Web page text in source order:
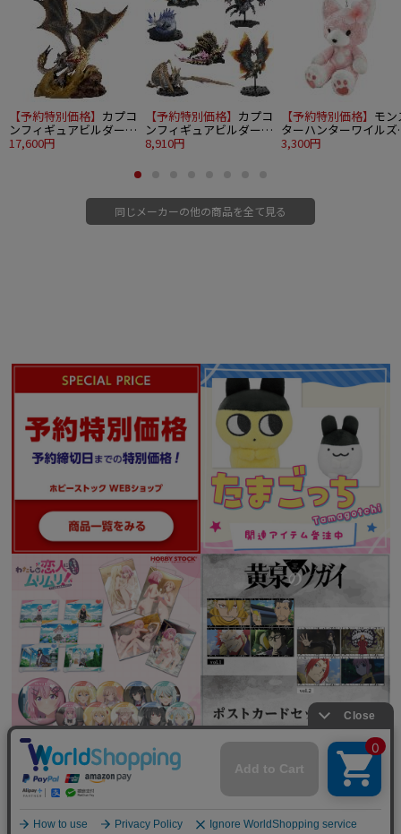
【予約特別価格】 カプコ
ンフィギュアビルダー
クリエイターズモデル
17,600円
【予約特別価格】 カプコ
ンフィギュアビルダー
モンスターハンター ス
8,910円
【予約特別価格】 モン
ターハンターワイルズ
アイルーテディ（花舞
3,300円
同じメーカーの他の商品を全て見る